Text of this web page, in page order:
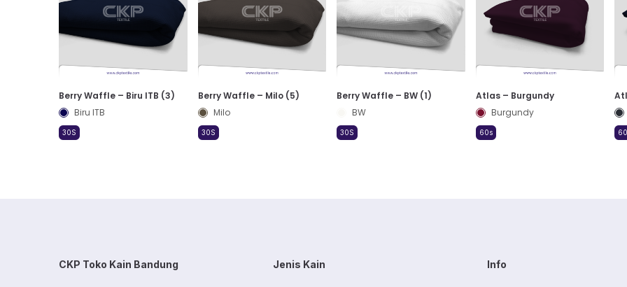
Berry Waffle – Biru ITB (3)
Biru ITB
30S
Berry Waffle – Milo (5)
Milo
30S
Berry Waffle – BW (1)
BW
30S
Atlas – Burgundy
Burgundy
60s
CKP Toko Kain Bandung Jenis Kain Info